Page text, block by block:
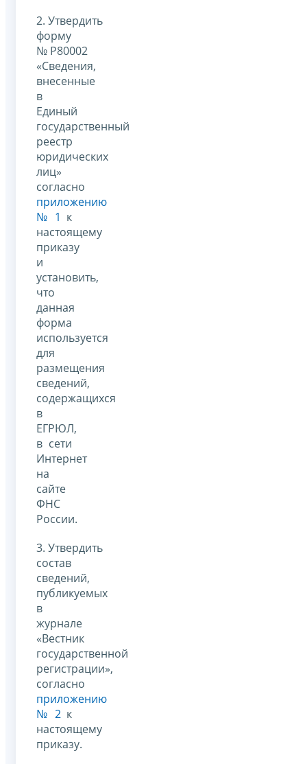
2. Утвердить
форму
№ Р80002
«Сведения,
внесенные
в
Единый
государственный
реестр
юридических
лиц»
согласно
приложению
№ 1 к
настоящему
приказу
и
установить,
что
данная
форма
используется
для
размещения
сведений,
содержащихся
в
ЕГРЮЛ,
в сети
Интернет
на
сайте
ФНС
России.
3. Утвердить
состав
сведений,
публикуемых
в
журнале
«Вестник
государственной
регистрации»,
согласно
приложению
№ 2 к
настоящему
приказу.